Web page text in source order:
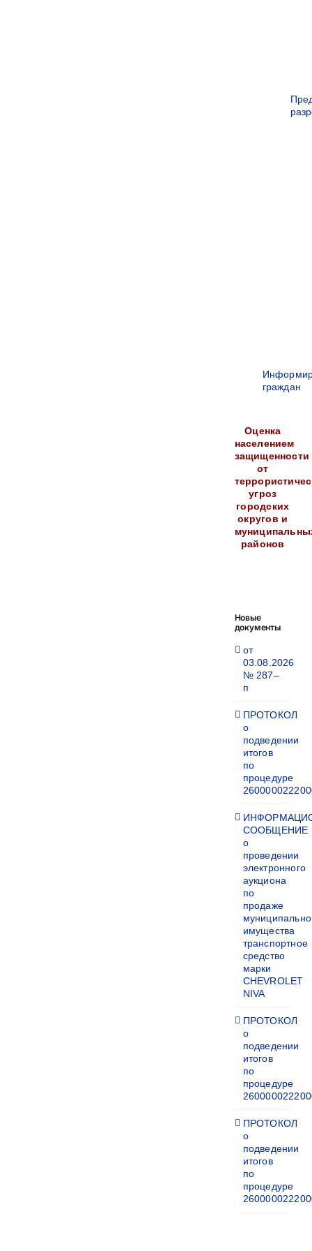
граждан
Оценка
населением
защищенности
от
угроз
городских
округов и
районов
Новые
документы
от
03.08.2026
№ 287–
п
ПРОТОКОЛ
о
подведении
итогов
по
процедуре
СООБЩЕНИЕ
о
проведении
электронного
аукциона
по
продаже
имущества
транспортное
средство
марки
CHEVROLET
NIVA
ПРОТОКОЛ
о
подведении
итогов
по
процедуре
ПРОТОКОЛ
о
подведении
итогов
по
процедуре